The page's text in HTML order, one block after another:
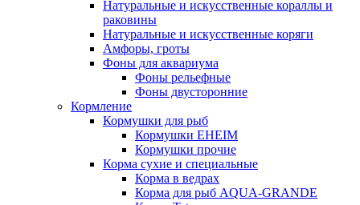
Натуральные и искусственные кораллы и
раковины
Натуральные и искусственные коряги
Амфоры, гроты
Фоны для аквариума
Фоны рельефные
Фоны двусторонние
Кормление
Кормушки для рыб
Кормушки EHEIM
Кормушки прочие
Корма сухие и специальные
Корма в ведрах
Корма для рыб AQUA-GRANDE